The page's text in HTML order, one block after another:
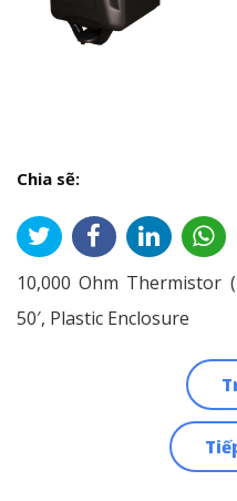
Chia sẽ:
10,000 Ohm Thermistor
50′, Plastic Enclosure